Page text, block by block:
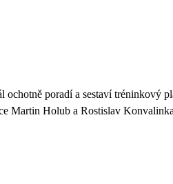
poradí a sestaví tréninkový
Martin Holub a Rostislav